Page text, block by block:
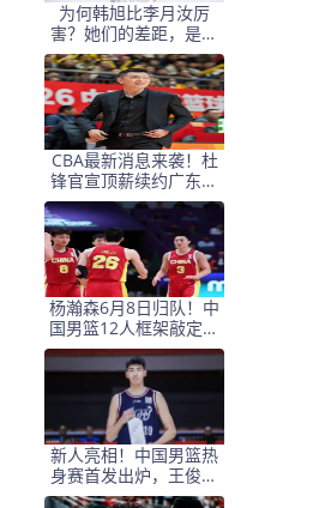
为何韩旭比李月汝厉
害？她们的差距，是张
子宇选秀顺位暴跌的原
因
CBA最新消息来袭！杜
锋官宣顶薪续约广东男
篮，杨鸣婉拒执教北控
杨瀚森6月8日归队！中
国男篮12人框架敲定，
锋线王牌竟是他？
新人亮相！中国男篮热
身赛首发出炉，王俊杰
领衔+徐昕坐镇禁区